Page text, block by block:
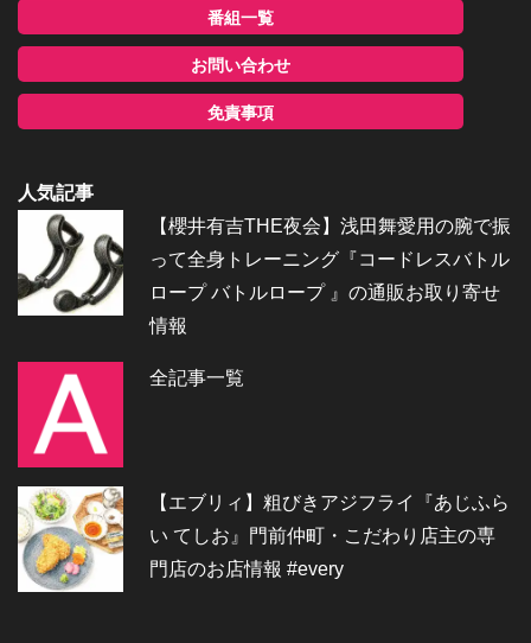
番組一覧
お問い合わせ
免責事項
人気記事
【櫻井有吉THE夜会】浅田舞愛用の腕で振
って全身トレーニング『コードレスバトル
ロープ バトルロープ 』の通販お取り寄せ
情報
全記事一覧
【エブリィ】粗びきアジフライ『あじふら
い てしお』門前仲町・こだわり店主の専
門店のお店情報 #every